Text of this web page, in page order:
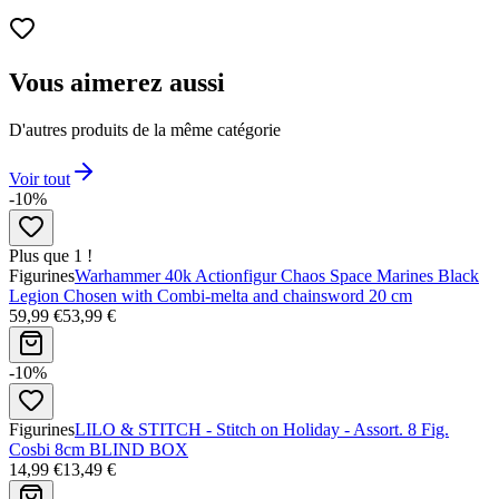
Vous aimerez aussi
D'autres produits de la même catégorie
Voir tout
-10%
Plus que 1 !
FigurinesWarhammer 40k Actionfigur Chaos Space Marines Black
Legion Chosen with Combi-melta and chainsword 20 cm
59,99 €53,99 €
-10%
FigurinesLILO & STITCH - Stitch on Holiday - Assort. 8 Fig.
Cosbi 8cm BLIND BOX
14,99 €13,49 €